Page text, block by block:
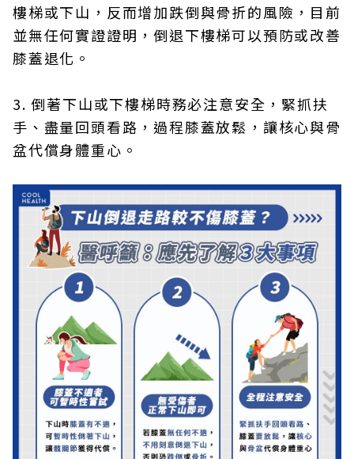
樓梯或下山，反而增加跌倒與骨折的風險，目前
並無任何實證證明，倒退下樓梯可以預防或改善
膝蓋退化。
3. 倒著下山或下樓梯時務必注意安全，緊抓扶
手、盡量回頭看路，過程膝蓋放鬆，讓核心與骨
盆代償身體重心。